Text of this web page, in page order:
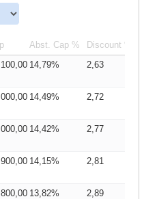
Abst. Cap % Discount %
14,79% 2,63
14,49% 2,72
14,42% 2,77
14,15% 2,81
13,82% 2,89